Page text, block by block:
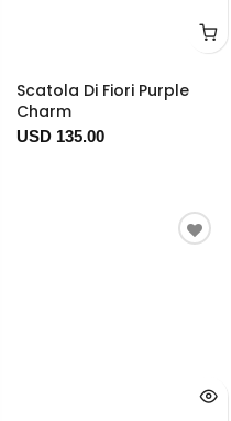
Scatola Di Fiori Purple
Charm
USD 135.00